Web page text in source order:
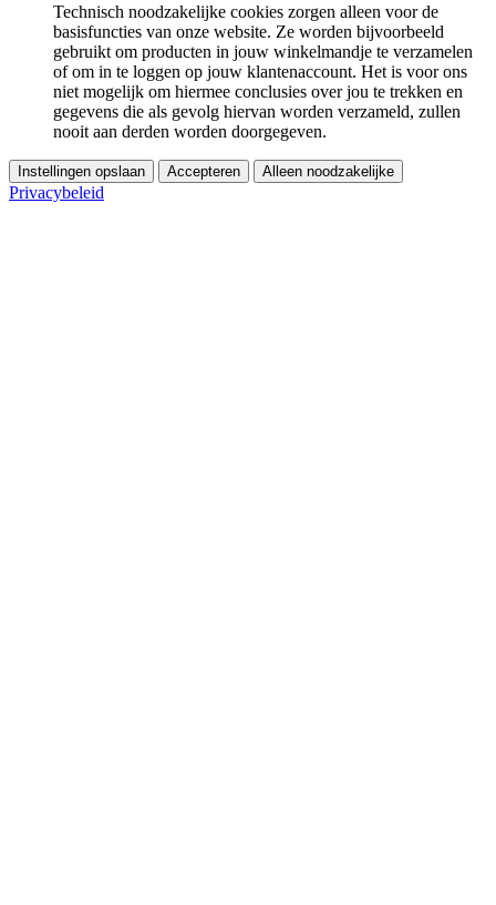
Technisch noodzakelijke cookies zorgen alleen voor de
basisfuncties van onze website. Ze worden bijvoorbeeld
gebruikt om producten in jouw winkelmandje te verzamelen
of om in te loggen op jouw klantenaccount. Het is voor ons
niet mogelijk om hiermee conclusies over jou te trekken en
gegevens die als gevolg hiervan worden verzameld, zullen
nooit aan derden worden doorgegeven.
Instellingen opslaan Accepteren Alleen noodzakelijke
Privacybeleid